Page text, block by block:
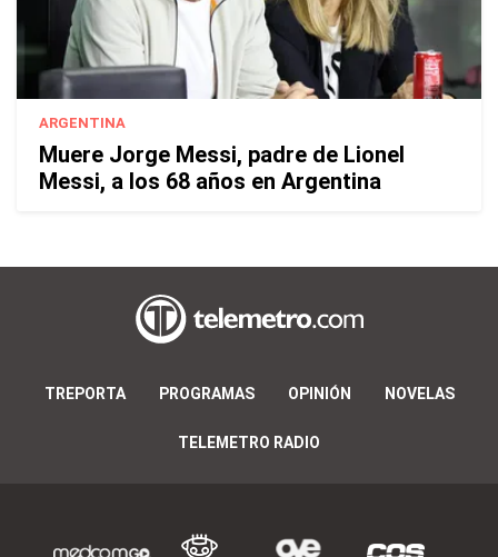
ARGENTINA
Muere Jorge Messi, padre de Lionel
Messi, a los 68 años en Argentina
TREPORTA PROGRAMAS OPINIÓN NOVELAS
TELEMETRO RADIO